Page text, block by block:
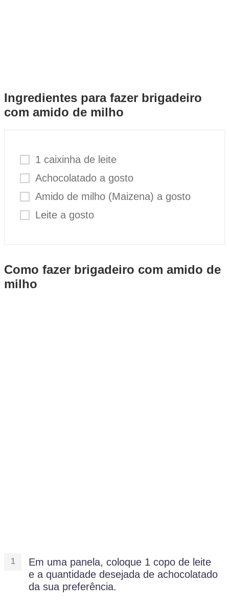
Ingredientes para fazer brigadeiro
com amido de milho
1 caixinha de leite
Achocolatado a gosto
Amido de milho (Maizena) a gosto
Leite a gosto
Como fazer brigadeiro com amido de
milho
Em uma panela, coloque 1 copo de leite
e a quantidade desejada de achocolatado
da sua preferência.